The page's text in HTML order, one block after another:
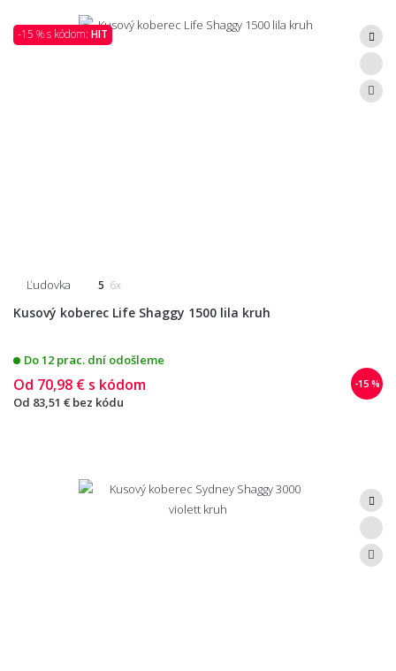
-15 % s kódom: HIT
Ľudovka 5 6x
Kusový koberec Life Shaggy 1500 lila kruh
Do 12 prac. dní odošleme
-15 %
Od 70,98 € s kódom
Od 83,51 € bez kódu